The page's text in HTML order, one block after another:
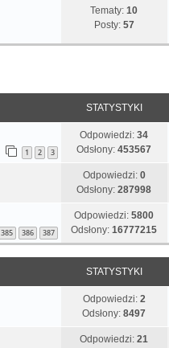
Tematy:10
Posty: 57
STATYSTYKI
1 2 3
Odpowiedzi:34
Odsłony:453567
Odpowiedzi: 0
Odsłony:287998
385 386 387
Odpowiedzi:5800
Odsłony:16777215
STATYSTYKI
Odpowiedzi: 2
Odsłony:8497
Odpowiedzi:21